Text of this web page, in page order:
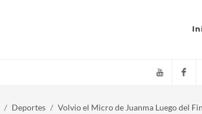
YouTube
Deportes Volvio el Micro de Juanma Luego del